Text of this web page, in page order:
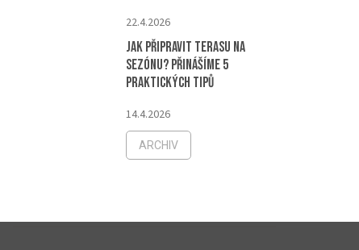
22.4.2026
Jak připravit terasu na
sezónu? Přinášíme 5
praktických tipů
14.4.2026
ARCHIV